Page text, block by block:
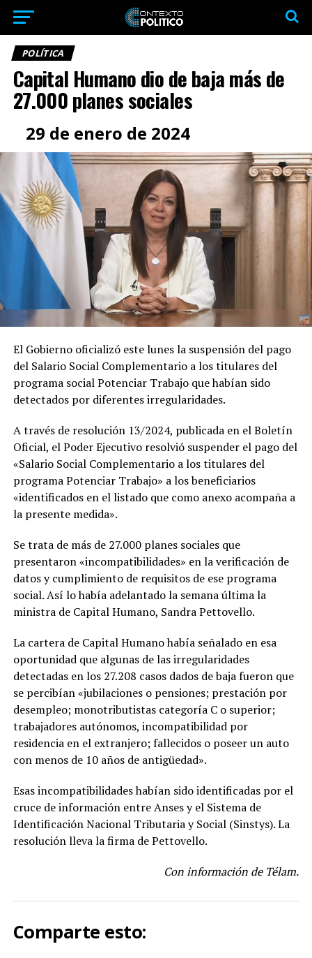
POLÍTICA
Capital Humano dio de baja más de
27.000 planes sociales
29 de enero de 2024
El Gobierno oficializó este lunes la suspensión del pago
del Salario Social Complementario a los titulares del
programa social Potenciar Trabajo que habían sido
detectados por diferentes irregularidades.
A través de resolución 13/2024, publicada en el Boletín
Oficial, el Poder Ejecutivo resolvió suspender el pago del
«Salario Social Complementario a los titulares del
programa Potenciar Trabajo» a los beneficiarios
«identificados en el listado que como anexo acompaña a
la presente medida».
Se trata de más de 27.000 planes sociales que
presentaron «incompatibilidades» en la verificación de
datos y cumplimiento de requisitos de ese programa
social. Así lo había adelantado la semana última la
ministra de Capital Humano, Sandra Pettovello.
La cartera de Capital Humano había señalado en esa
oportunidad que algunas de las irregularidades
detectadas en los 27.208 casos dados de baja fueron que
se percibían «jubilaciones o pensiones; prestación por
desempleo; monotributistas categoría C o superior;
trabajadores autónomos, incompatibilidad por
residencia en el extranjero; fallecidos o poseer un auto
con menos de 10 años de antigüedad».
Esas incompatibilidades habían sido identificadas por el
cruce de información entre Anses y el Sistema de
Identificación Nacional Tributaria y Social (Sinstys). La
resolución lleva la firma de Pettovello.
Con información de Télam.
Comparte esto: